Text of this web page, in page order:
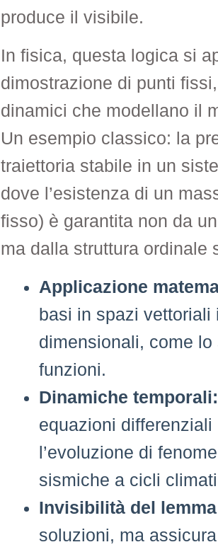
produce il visibile.
In fisica, questa logica si
dimostrazione di punti
dinamici che modellano il
Un esempio classico: la
traiettoria stabile in un
dove l’esistenza di un
fisso) è garantita non da
ma dalla struttura ordinale
Applicazione
basi in spazi vettoriali
dimensionali, come
funzioni.
Dinamiche temporali:
equazioni
l’evoluzione di
sismiche a cicli
Invisibilità del
soluzioni, ma